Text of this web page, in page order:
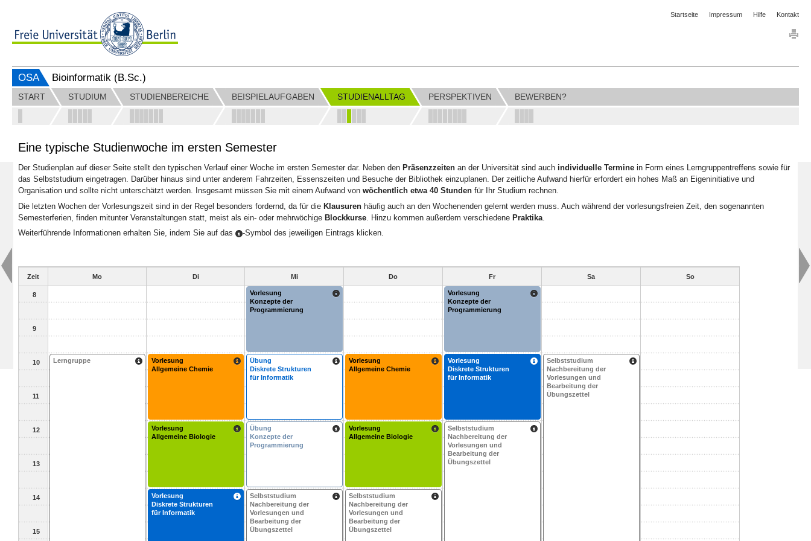
Startseite Impressum Hilfe Kontakt
OSA Bioinformatik (B.Sc.)
START STUDIUM STUDIENBEREICHE BEISPIELAUFGABEN STUDIENALLTAG PERSPEKTIVEN BEWERBEN?
Eine typische Studienwoche im ersten Semester
Der Studienplan auf dieser Seite stellt den typischen Verlauf einer Woche im ersten Semester dar. Neben den Präsenzzeiten an der Universität sind auch individuelle Termine in Form eines Lerngruppentreffens sowie für
das Selbststudium eingetragen. Darüber hinaus sind unter anderem Fahrzeiten, Essenszeiten und Besuche der Bibliothek einzuplanen. Der zeitliche Aufwand hierfür erfordert ein hohes Maß an Eigeninitiative und
Organisation und sollte nicht unterschätzt werden. Insgesamt müssen Sie mit einem Aufwand von wöchentlich etwa 40 Stunden für Ihr Studium rechnen.
Die letzten Wochen der Vorlesungszeit sind in der Regel besonders fordernd, da für die Klausuren häufig auch an den Wochenenden gelernt werden muss. Auch während der vorlesungsfreien Zeit, den sogenannten
Semesterferien, finden mitunter Veranstaltungen statt, meist als ein- oder mehrwöchige Blockkurse . Hinzu kommen außerdem verschiedene Praktika
Weiterführende Informationen erhalten Sie, indem Sie auf das
-Symbol des jeweiligen Eintrags klicken.
Zeit Mo Di Mi Do Fr Sa So
8
9
10
11
12
13
14
15
Lerngruppe
Vorlesung
Allgemeine Chemie
Vorlesung
Allgemeine Biologie
Vorlesung
Diskrete Strukturen
für Informatik
Vorlesung
Konzepte der
Programmierung
Übung
Diskrete Strukturen
für Informatik
Übung
Konzepte der
Programmierung
Selbststudium
Nachbereitung der
Vorlesungen und
Bearbeitung der
Übungszettel
Vorlesung
Allgemeine Chemie
Vorlesung
Allgemeine Biologie
Selbststudium
Nachbereitung der
Vorlesungen und
Bearbeitung der
Übungszettel
Vorlesung
Konzepte der
Programmierung
Vorlesung
Diskrete Strukturen
für Informatik
Selbststudium
Nachbereitung der
Vorlesungen und
Bearbeitung der
Übungszettel
Selbststudium
Nachbereitung der
Vorlesungen und
Bearbeitung der
Übungszettel